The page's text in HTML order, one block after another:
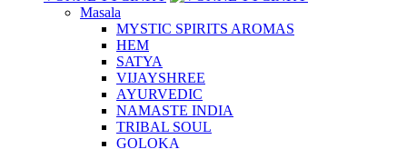
Masala
MYSTIC SPIRITS AROMAS
HEM
SATYA
VIJAYSHREE
AYURVEDIC
NAMASTE INDIA
TRIBAL SOUL
GOLOKA